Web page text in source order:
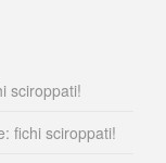
sciroppati!
fichi sciroppati!